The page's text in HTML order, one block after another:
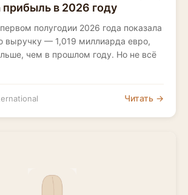
прибыль в 2026 году
полугодии 2026 года показала
выручку — 1,019 миллиарда евро,
чем в прошлом году. Но не всё
Читать →